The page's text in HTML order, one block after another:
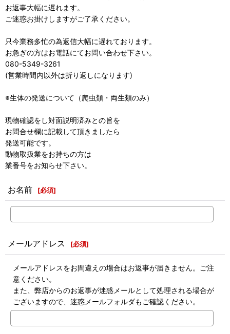
お返事大幅に遅れます。
ご迷惑お掛けしますがご了承ください。
只今業務多忙の為返信大幅に遅れております。
お急ぎの方はお電話にてお問い合わせ下さい。
080-5349-3261
(営業時間内以外は折り返しになります)
※生体の発送について（爬虫類・両生類のみ）
現物確認をし対面説明済みとの旨を
お問合せ欄に記載して頂きましたら
発送可能です。
動物取扱業をお持ちの方は
業番号をお知らせ下さい。
お名前 [必須]
メールアドレス [必須]
メールアドレスをお間違えの場合はお返事が届きません。ご注
意ください。
また、弊店からのお返事が迷惑メールとして処理される場合が
ございますので、迷惑メールフォルダもご確認ください。